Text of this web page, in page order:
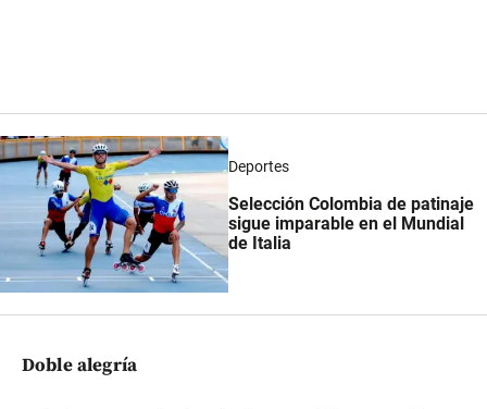
Deportes
Selección Colombia de patinaje
sigue imparable en el Mundial
de Italia
Doble alegría